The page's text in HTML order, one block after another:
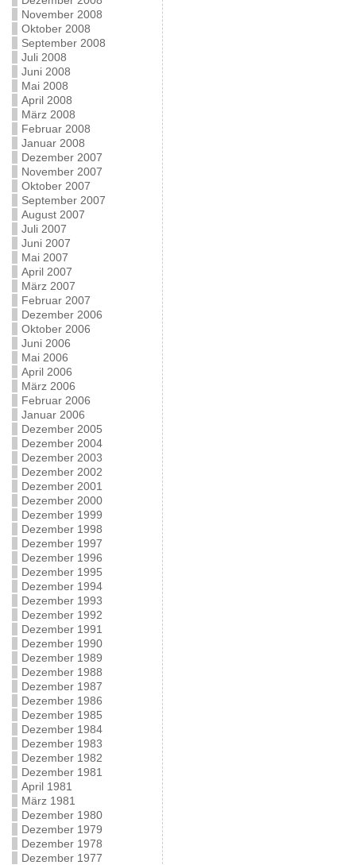
November 2008
Oktober 2008
September 2008
Juli 2008
Juni 2008
Mai 2008
April 2008
März 2008
Februar 2008
Januar 2008
Dezember 2007
November 2007
Oktober 2007
September 2007
August 2007
Juli 2007
Juni 2007
Mai 2007
April 2007
März 2007
Februar 2007
Dezember 2006
Oktober 2006
Juni 2006
Mai 2006
April 2006
März 2006
Februar 2006
Januar 2006
Dezember 2005
Dezember 2004
Dezember 2003
Dezember 2002
Dezember 2001
Dezember 2000
Dezember 1999
Dezember 1998
Dezember 1997
Dezember 1996
Dezember 1995
Dezember 1994
Dezember 1993
Dezember 1992
Dezember 1991
Dezember 1990
Dezember 1989
Dezember 1988
Dezember 1987
Dezember 1986
Dezember 1985
Dezember 1984
Dezember 1983
Dezember 1982
Dezember 1981
April 1981
März 1981
Dezember 1980
Dezember 1979
Dezember 1978
Dezember 1977